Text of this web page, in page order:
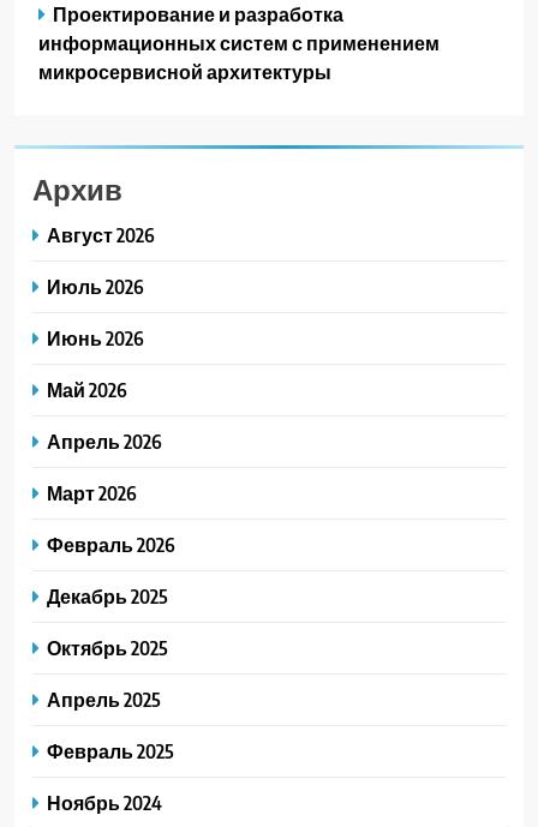
Проектирование и разработка
информационных систем с применением
микросервисной архитектуры
Архив
Август 2026
Июль 2026
Июнь 2026
Май 2026
Апрель 2026
Март 2026
Февраль 2026
Декабрь 2025
Октябрь 2025
Апрель 2025
Февраль 2025
Ноябрь 2024